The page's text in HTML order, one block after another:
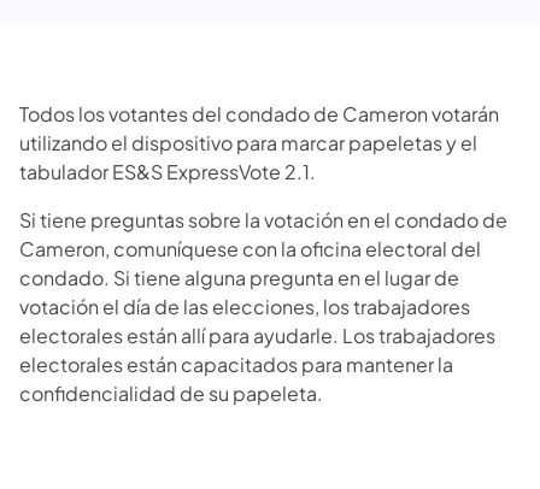
Todos los votantes del condado de Cameron votarán
utilizando el dispositivo para marcar papeletas y el
tabulador ES&S ExpressVote 2.1.
Si tiene preguntas sobre la votación en el condado de
Cameron, comuníquese con la oficina electoral del
condado. Si tiene alguna pregunta en el lugar de
votación el día de las elecciones, los trabajadores
electorales están allí para ayudarle. Los trabajadores
electorales están capacitados para mantener la
confidencialidad de su papeleta.